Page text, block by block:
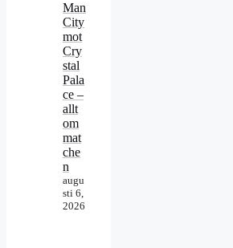
Man
City
mot
Cry
stal
Pala
ce –
allt
om
mat
che
n
augu
sti 6,
2026